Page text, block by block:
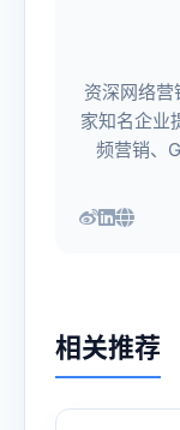
资深网络
家知名企业
频营销、
相关推荐